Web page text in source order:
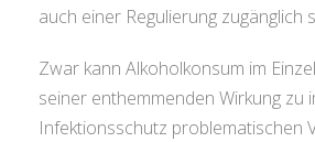
auch einer Regulierung zugänglich
Zwar kann Alkoholkonsum im
seiner enthemmenden Wirkung zu
Infektionsschutz problematischen